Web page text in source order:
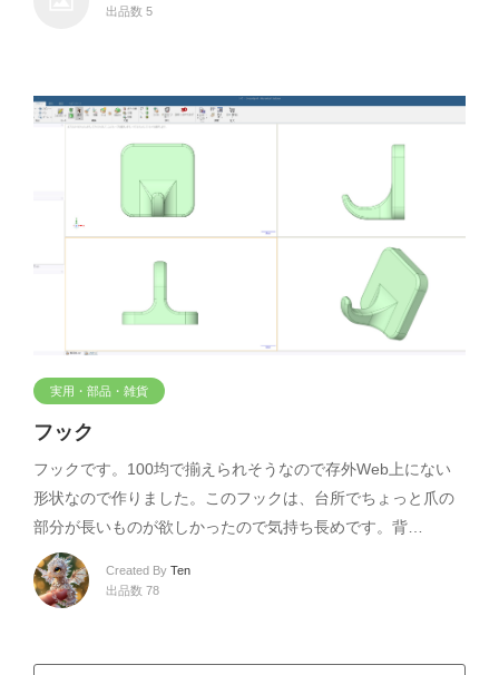
出品数 5
実用・部品・雑貨
フック
フックです。100均で揃えられそうなので存外Web上にない
形状なので作りました。このフックは、台所でちょっと爪の
部分が長いものが欲しかったので気持ち長めです。背…
Created By Ten
出品数 78